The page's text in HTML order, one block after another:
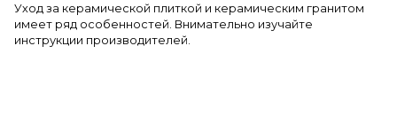
Уход за керамической плиткой и керамическим гранитом
имеет ряд особенностей. Внимательно изучайте
инструкции производителей.